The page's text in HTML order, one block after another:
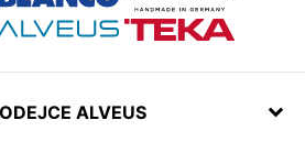
ALVEUS